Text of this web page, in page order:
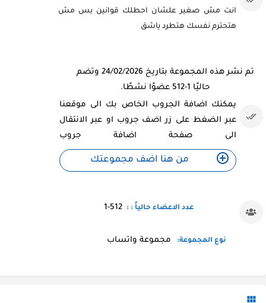
انت مش صغير علشان احطلك قوانين بس مش
هتحترم نفسك هتطرد ياشق
تم نشر هذه المجموعة بتاريخ 24/02/2026 وتضم
حاليًا 1-512 عضوًا نشطًا.
يمكنك اضافة الجروب الخاص بك الى موقعنا
عبر الضغط على زر اضف جروب او عبر الانتقال
الى صفحة اضافة جروب
من هنا اضف مجموعتك
عدد الاعضاء حالياً : :1-512
نوع المجموعة: مجموعة واتساب